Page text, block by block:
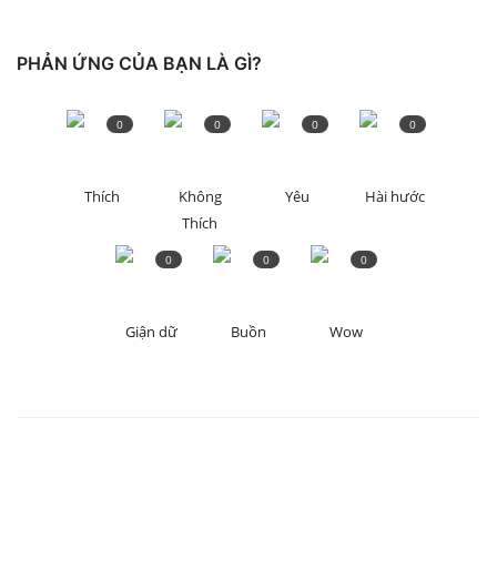
THỂ THAO
Ngôn ngữ
PHẢN ỨNG CỦA BẠN LÀ GÌ?
Thích
0
Không
Thích
0
Yêu
0
Hài hước
0
Giận dữ
0
Buồn
0
Wow
0